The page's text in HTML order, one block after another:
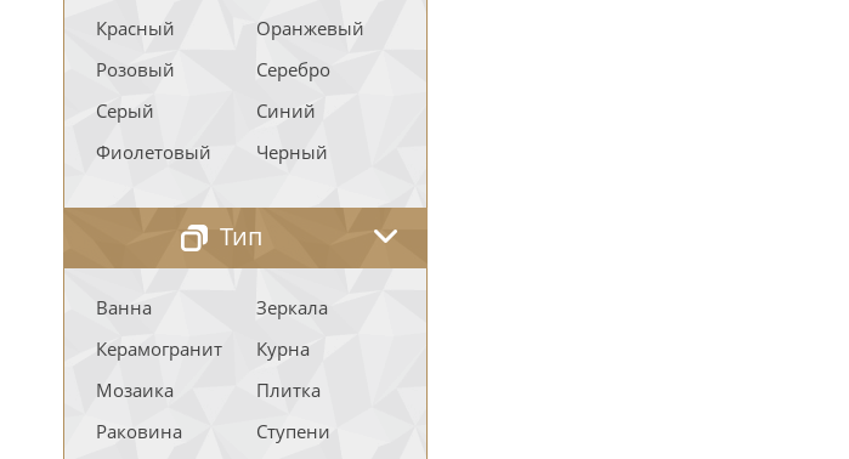
Красный
Оранжевый
Розовый
Серебро
Серый
Синий
Фиолетовый
Черный
Тип
Ванна
Зеркала
Керамогранит
Курна
Мозаика
Плитка
Раковина
Ступени